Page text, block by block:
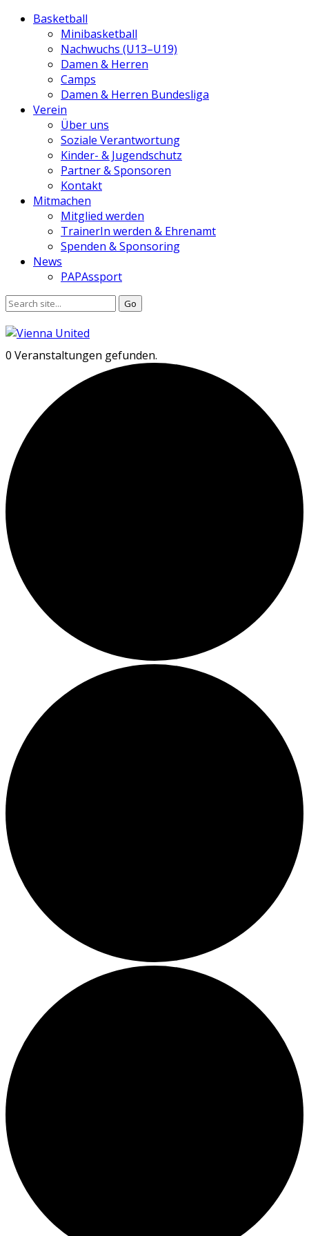
Basketball
Minibasketball
Nachwuchs (U13–U19)
Damen & Herren
Camps
Damen & Herren Bundesliga
Verein
Über uns
Soziale Verantwortung
Kinder- & Jugendschutz
Partner & Sponsoren
Kontakt
Mitmachen
Mitglied werden
TrainerIn werden & Ehrenamt
Spenden & Sponsoring
News
PAPAssport
0 Veranstaltungen gefunden.